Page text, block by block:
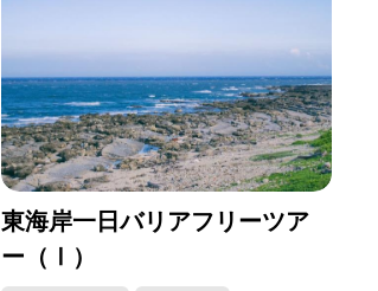
東海岸一日バリアフリーツア
ー（Ⅰ）